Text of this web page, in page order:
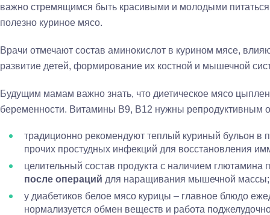
важно стремящимся быть красивыми и молодыми
полезно куриное мясо.
Врачи отмечают состав аминокислот в курином мясе,
развитие детей, формирование их костной и мышечной
Будущим мамам важно знать, что диетическое мясо
беременности. Витамины В9, В12 нужны репродуктивным
традиционно рекомендуют теплый куриный бульон в
прочих простудных инфекций для восстановления
целительный состав продукта с наличием глютамина
после операций для наращивания мышечной массы;
у диабетиков белое мясо курицы – главное блюдо
нормализуется обмен веществ и работа